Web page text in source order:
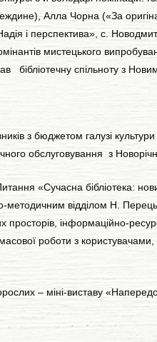
Алла Чорна («За
і перспектива», с.
мистецького
бібліотечну спільноту з
з бюджетом галузі культури
обслуговування з
«Сучасна бібліотека:
відділом Н.
просторів, інформаційно-
роботи з
– міні-виставу